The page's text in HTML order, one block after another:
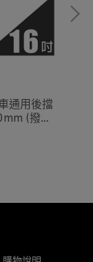
通用後擋
(撥水